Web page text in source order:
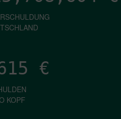
€
KOPF